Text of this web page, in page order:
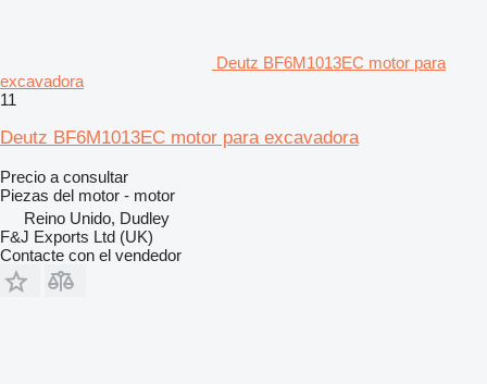
Deutz BF6M1013EC motor para
excavadora
11
Deutz BF6M1013EC motor para excavadora
Precio a consultar
Piezas del motor - motor
Reino Unido, Dudley
F&J Exports Ltd (UK)
Contacte con el vendedor